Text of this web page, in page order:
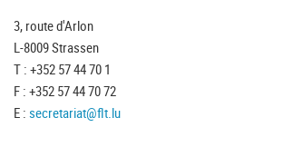
3, route d'Arlon
L-8009 Strassen
T : +352 57 44 70 1
F : +352 57 44 70 72
E : secretariat@flt.lu